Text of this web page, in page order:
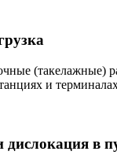
(такелажные)
и
дислокация в